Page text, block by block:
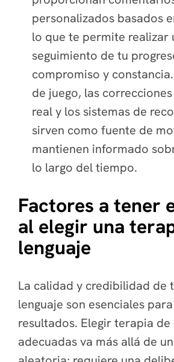
personalizados basados
lo que te permite realizar
seguimiento de tu
compromiso y
de juego, las
real y los sistemas de
sirven como fuente de
mantienen informado
lo largo del tiempo.
Factores a tener
al elegir una
lenguaje
La calidad y credibilidad de
lenguaje son esenciales
resultados. Elegir terapia de
adecuadas va más allá de